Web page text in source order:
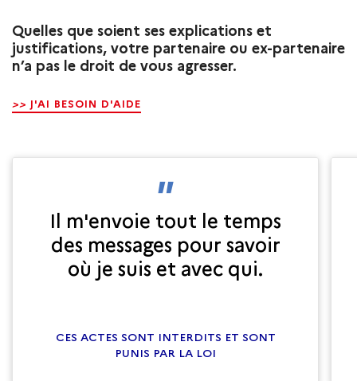
Quelles que soient ses explications et
justifications, votre partenaire ou ex-partenaire
n’a pas le droit de vous agresser.
>> J'AI BESOIN D'AIDE
Il m'envoie tout le temps
des messages pour savoir
où je suis et avec qui.
CES ACTES SONT INTERDITS ET SONT
PUNIS PAR LA LOI